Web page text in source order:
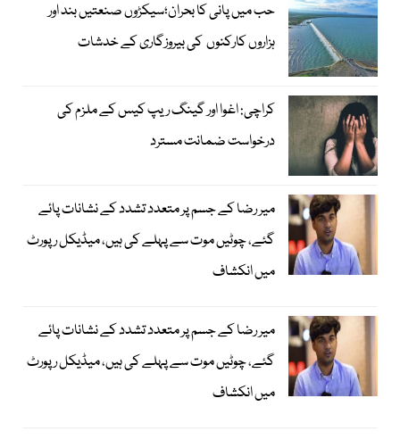
حب میں پانی کا بحران؛سیکڑوں صنعتیں بند اور
ہزاروں کارکنوں کی بیروزگاری کے خدشات
کراچی: اغوا اور گینگ ریپ کیس کے ملزم کی
درخواست ضمانت مسترد
میر رضا کے جسم پر متعدد تشدد کے نشانات پائے
گئے، چوٹیں موت سے پہلے کی ہیں، میڈیکل رپورٹ
میں انکشاف
میر رضا کے جسم پر متعدد تشدد کے نشانات پائے
گئے، چوٹیں موت سے پہلے کی ہیں، میڈیکل رپورٹ
میں انکشاف